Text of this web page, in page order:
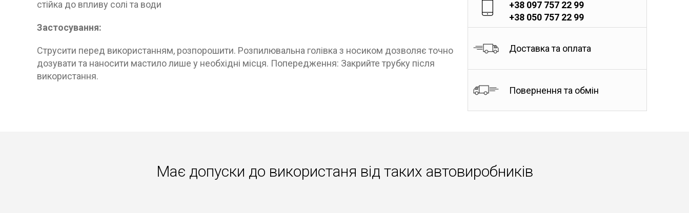
стійка до впливу солі та води
Застосування:
Струсити перед використанням, розпорошити. Розпилювальна голівка з носиком дозволяє точно
дозувати та наносити мастило лише у необхідні місця. Попередження: Закрийте трубку після
використання.
+38 097 757 22 99
+38 050 757 22 99
Доставка та оплата
Повернення та обмін
Має допуски до використаня вiд таких автовиробників